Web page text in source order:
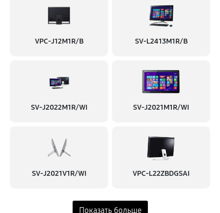
VPC-J12M1R/B SV-L2413M1R/B
SV-J2022M1R/WI SV-J2021M1R/WI
SV-J2021V1R/WI VPC-L22ZBDGSAI